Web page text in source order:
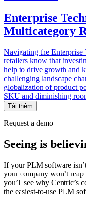
Enterprise
Multicategory
Navigating the
retailers know that
help to drive growth and
challenging landscape
globalization of product
SKU and diminishing
Tải thêm
Request a demo
Seeing is
If your PLM software
your company won’t
you’ll see why Centric’s
the easiest-to-use PLM